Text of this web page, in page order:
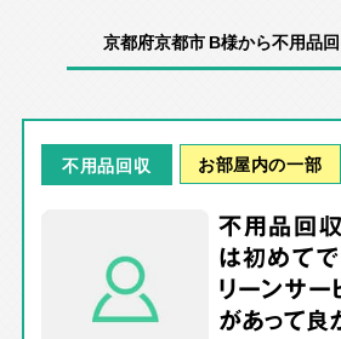
京都府京都市 B様から不用品
不用品回収 お部屋内の一部
不用品回
は初めてで
リーンサ
があって良